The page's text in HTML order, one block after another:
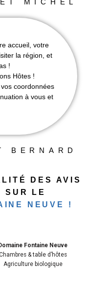
MICHEL
accueil, votre
la région, et
!
Hôtes !
coordonnées
à vous et
BERNARD
DES AVIS
SUR LE
NEUVE
!
Fontaine Neuve
& table d’hôtes
Agriculture biologique